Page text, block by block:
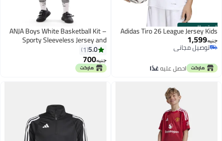
الستور الرسمي
Adidas Tiro 26 League Jersey Kids
جنيه1,599
توصيل مجاني
توصيل مجاني
احصل عليهغدًا
ANJA Boys White Basketball Kit –
Sporty Sleeveless Jersey and
Shorts Set
5.0
1
جنيه700